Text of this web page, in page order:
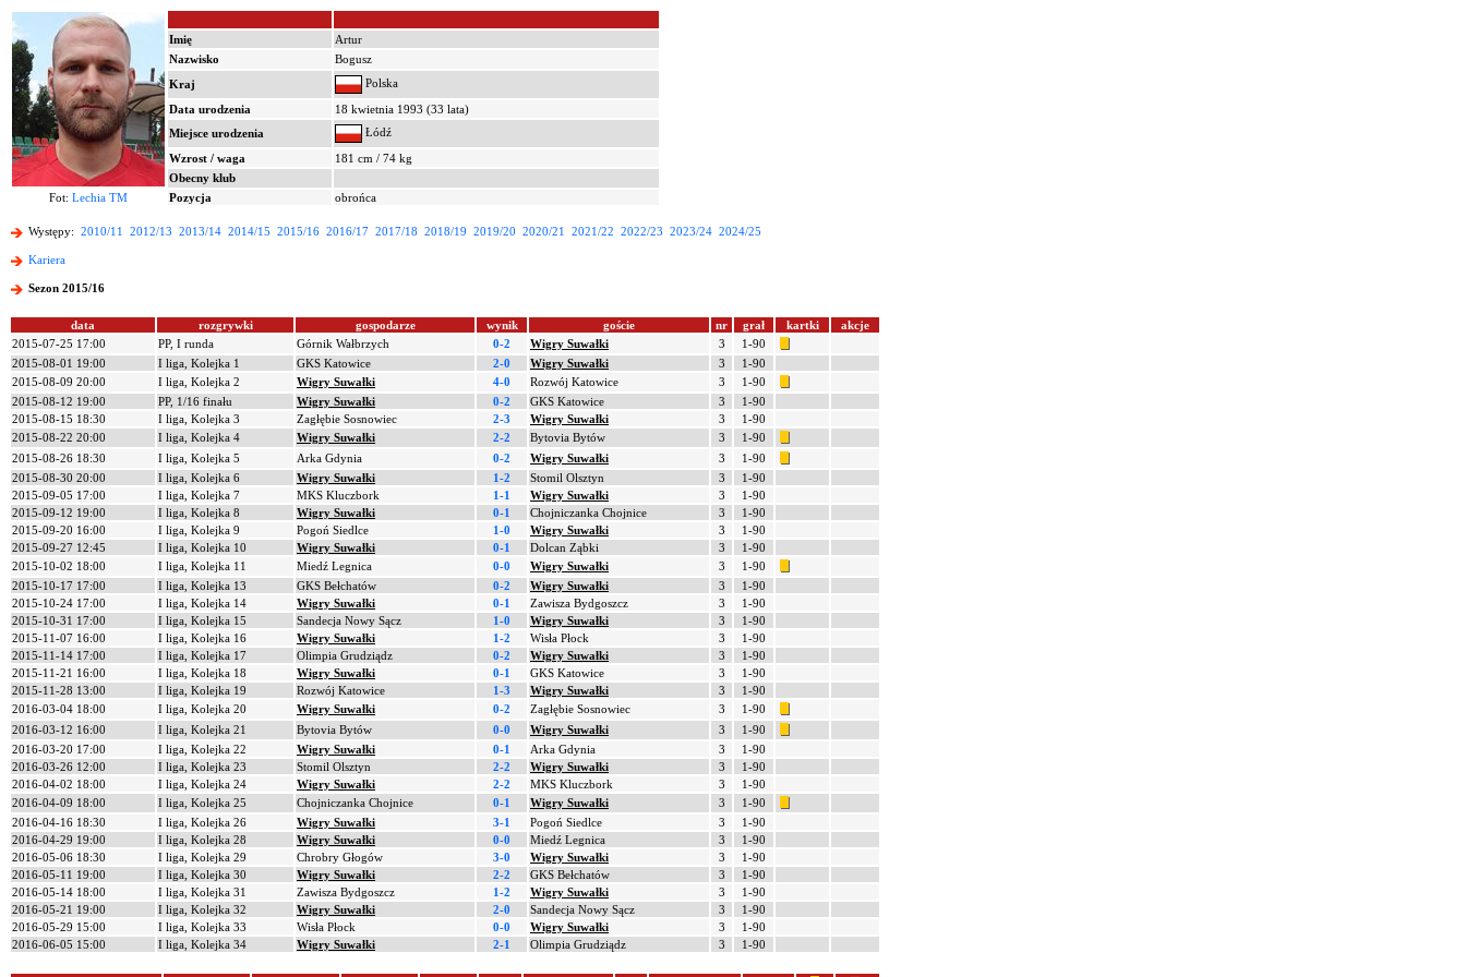
Imię
Artur
Nazwisko
Bogusz
Kraj
Polska
Data urodzenia
18 kwietnia 1993 (33 lata)
Miejsce urodzenia
Łódź
Wzrost / waga
181 cm / 74 kg
Obecny klub
Fot: Lechia TM Pozycja obrońca
Występy: 2010/11 2012/13 2013/14 2014/15 2015/16 2016/17 2017/18 2018/19 2019/20 2020/21 2021/22 2022/23 2023/24 2024/25
Kariera
Sezon 2015/16
data rozgrywki gospodarze wynik goście nr grał kartki
akcje
2015-07-25 17:00
PP, I runda Górnik Wałbrzych 0-2 Wigry Suwałki 3
1-90
2015-08-01 19:00
I liga, Kolejka 1 GKS Katowice 2-0 Wigry Suwałki 3
1-90
2015-08-09 20:00
I liga, Kolejka 2 Wigry Suwałki 4-0 Rozwój Katowice 3
1-90
2015-08-12 19:00
PP, 1/16 finału Wigry Suwałki 0-2 GKS Katowice 3
1-90
2015-08-15 18:30
I liga, Kolejka 3 Zagłębie Sosnowiec 2-3 Wigry Suwałki 3
1-90
2015-08-22 20:00
I liga, Kolejka 4 Wigry Suwałki 2-2 Bytovia Bytów 3
1-90
2015-08-26 18:30
I liga, Kolejka 5 Arka Gdynia 0-2 Wigry Suwałki 3
1-90
2015-08-30 20:00
I liga, Kolejka 6 Wigry Suwałki 1-2 Stomil Olsztyn 3
1-90
2015-09-05 17:00
I liga, Kolejka 7 MKS Kluczbork 1-1 Wigry Suwałki 3
1-90
2015-09-12 19:00
I liga, Kolejka 8 Wigry Suwałki 0-1 Chojniczanka Chojnice 3
1-90
2015-09-20 16:00
I liga, Kolejka 9 Pogoń Siedlce 1-0 Wigry Suwałki 3
1-90
2015-09-27 12:45
I liga, Kolejka 10 Wigry Suwałki 0-1 Dolcan Ząbki 3
1-90
2015-10-02 18:00
I liga, Kolejka 11 Miedź Legnica 0-0 Wigry Suwałki 3
1-90
2015-10-17 17:00
I liga, Kolejka 13 GKS Bełchatów 0-2 Wigry Suwałki 3
1-90
2015-10-24 17:00
I liga, Kolejka 14 Wigry Suwałki 0-1 Zawisza Bydgoszcz 3
1-90
2015-10-31 17:00
I liga, Kolejka 15 Sandecja Nowy Sącz 1-0 Wigry Suwałki 3
1-90
2015-11-07 16:00
I liga, Kolejka 16 Wigry Suwałki 1-2 Wisła Płock 3
1-90
2015-11-14 17:00
I liga, Kolejka 17 Olimpia Grudziądz 0-2 Wigry Suwałki 3
1-90
2015-11-21 16:00
I liga, Kolejka 18 Wigry Suwałki 0-1 GKS Katowice 3
1-90
2015-11-28 13:00
I liga, Kolejka 19 Rozwój Katowice 1-3 Wigry Suwałki 3
1-90
2016-03-04 18:00
I liga, Kolejka 20 Wigry Suwałki 0-2 Zagłębie Sosnowiec 3
1-90
2016-03-12 16:00
I liga, Kolejka 21 Bytovia Bytów 0-0 Wigry Suwałki 3
1-90
2016-03-20 17:00
I liga, Kolejka 22 Wigry Suwałki 0-1 Arka Gdynia 3
1-90
2016-03-26 12:00
I liga, Kolejka 23 Stomil Olsztyn 2-2 Wigry Suwałki 3
1-90
2016-04-02 18:00
I liga, Kolejka 24 Wigry Suwałki 2-2 MKS Kluczbork 3
1-90
2016-04-09 18:00
I liga, Kolejka 25 Chojniczanka Chojnice 0-1 Wigry Suwałki 3
1-90
2016-04-16 18:30
I liga, Kolejka 26 Wigry Suwałki 3-1 Pogoń Siedlce 3
1-90
2016-04-29 19:00
I liga, Kolejka 28 Wigry Suwałki 0-0 Miedź Legnica 3
1-90
2016-05-06 18:30
I liga, Kolejka 29 Chrobry Głogów 3-0 Wigry Suwałki 3
1-90
2016-05-11 19:00
I liga, Kolejka 30 Wigry Suwałki 2-2 GKS Bełchatów 3
1-90
2016-05-14 18:00
I liga, Kolejka 31 Zawisza Bydgoszcz 1-2 Wigry Suwałki 3
1-90
2016-05-21 19:00
I liga, Kolejka 32 Wigry Suwałki 2-0 Sandecja Nowy Sącz 3
1-90
2016-05-29 15:00
I liga, Kolejka 33 Wisła Płock 0-0 Wigry Suwałki 3
1-90
2016-06-05 15:00
I liga, Kolejka 34 Wigry Suwałki 2-1 Olimpia Grudziądz 3 1-90